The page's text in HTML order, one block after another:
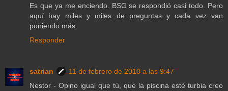
Es que ya me enciendo. BSG se respondió casi todo. Pero
aquí hay miles y miles de preguntas y cada vez van
poniendo más.
Responder
satrian
11 de febrero de 2010 a las 9:47
Nestor - Opino igual que tú, que la piscina esté turbia creo